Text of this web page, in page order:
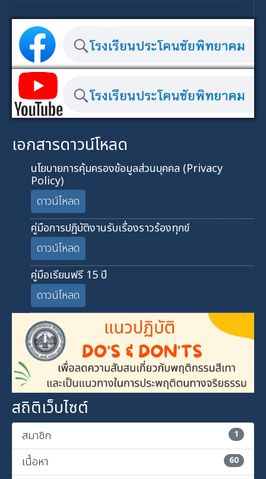
เอกสารดาวน์โหลด
นโยบายการคุ้มครองข้อมูลส่วนบุคคล (Privacy
Policy)
ดาวน์โหลด
คู่มือการปฏิบัติงานรับเรื่องราวร้องทุกข์
ดาวน์โหลด
คู่มือเรียนฟรี 15 ปี
ดาวน์โหลด
สถิติเว็บไซต์
สมาชิก 1
เนื้อหา 60